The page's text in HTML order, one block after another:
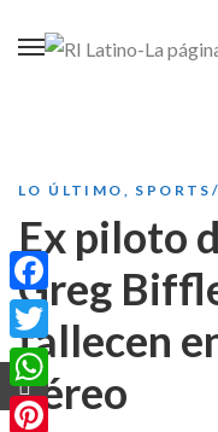
LO ÚLTIMO
Ex piloto
Greg
fallecen
aéreo
Facebook
Twitter
WhatsApp